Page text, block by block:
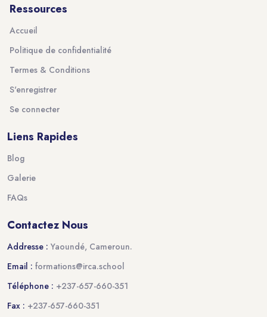
Ressources
Accueil
Politique de confidentialité
Termes & Conditions
S'enregistrer
Se connecter
Liens Rapides
Blog
Galerie
FAQs
Contactez Nous
Addresse : Yaoundé, Cameroun.
Email : formations@irca.school
Téléphone : +237-657-660-351
Fax : +237-657-660-351